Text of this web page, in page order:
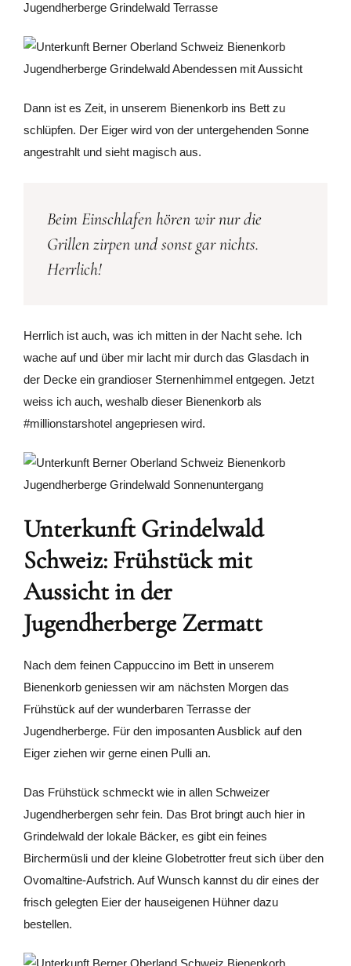
Dann ist es Zeit, in unserem Bienenkorb ins Bett zu
schlüpfen. Der Eiger wird von der untergehenden Sonne
angestrahlt und sieht magisch aus.
Beim Einschlafen hören wir nur die
Grillen zirpen und sonst gar nichts.
Herrlich!
Herrlich ist auch, was ich mitten in der Nacht sehe. Ich
wache auf und über mir lacht mir durch das Glasdach in
der Decke ein grandioser Sternenhimmel entgegen. Jetzt
weiss ich auch, weshalb dieser Bienenkorb als
#millionstarshotel angepriesen wird.
Unterkunft Grindelwald
Schweiz: Frühstück mit
Aussicht in der
Jugendherberge Zermatt
Nach dem feinen Cappuccino im Bett in unserem
Bienenkorb geniessen wir am nächsten Morgen das
Frühstück auf der wunderbaren Terrasse der
Jugendherberge. Für den imposanten Ausblick auf den
Eiger ziehen wir gerne einen Pulli an.
Das Frühstück schmeckt wie in allen Schweizer
Jugendherbergen sehr fein. Das Brot bringt auch hier in
Grindelwald der lokale Bäcker, es gibt ein feines
Birchermüsli und der kleine Globetrotter freut sich über den
Ovomaltine-Aufstrich. Auf Wunsch kannst du dir eines der
frisch gelegten Eier der hauseigenen Hühner dazu
bestellen.